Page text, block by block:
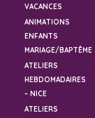
VACANCES
ANIMATIONS
ENFANTS
MARIAGE/BAPTÊME
ATELIERS
HEBDOMADAIRES
– NICE
ATELIERS